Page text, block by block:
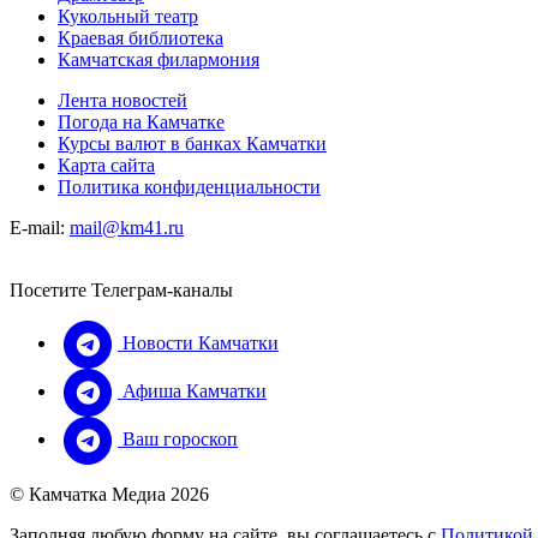
Кукольный театр
Краевая библиотека
Камчатская филармония
Лента новостей
Погода на Камчатке
Курсы валют в банках Камчатки
Карта сайта
Политика конфиденциальности
E-mail: mail@km41.ru
Посетите Телеграм-каналы
Новости Камчатки
Афиша Камчатки
Ваш гороскоп
© Камчатка Медиа 2026